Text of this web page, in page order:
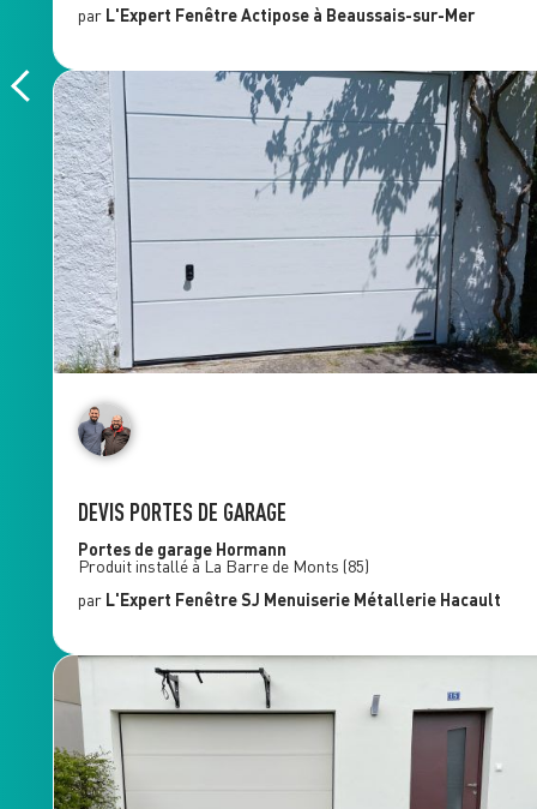
par L'Expert FenêtreActipose à Beaussais-sur-Mer
DEVIS PORTES DE GARAGE
Portes de garage Hormann
Produit installé à La Barre de Monts (85)
par L'Expert FenêtreSJ Menuiserie Métallerie Hacault